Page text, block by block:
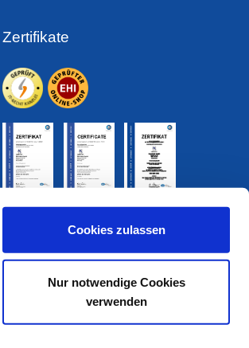
Cookies zulassen
Nur notwendige Cookies
verwenden
Zertifikate